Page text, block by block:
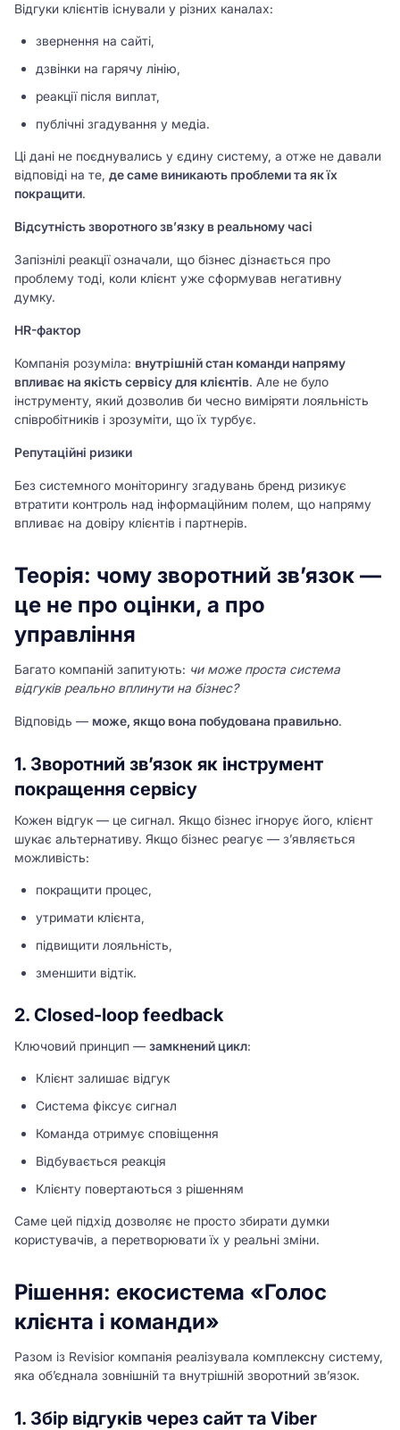
Відгуки клієнтів існували у різних каналах:
звернення на сайті,
дзвінки на гарячу лінію,
реакції після виплат,
публічні згадування у медіа.
Ці дані не поєднувались у єдину систему, а отже не давали
відповіді на те, де саме виникають проблеми та як їх
покращити.
Відсутність зворотного зв’язку в реальному часі
Запізнілі реакції означали, що бізнес дізнається про
проблему тоді, коли клієнт уже сформував негативну
думку.
HR-фактор
Компанія розуміла: внутрішній стан команди напряму
впливає на якість сервісу для клієнтів. Але не було
інструменту, який дозволив би чесно виміряти лояльність
співробітників і зрозуміти, що їх турбує.
Репутаційні ризики
Без системного моніторингу згадувань бренд ризикує
втратити контроль над інформаційним полем, що напряму
впливає на довіру клієнтів і партнерів.
Теорія: чому зворотний зв’язок —
це не про оцінки, а про
управління
Багато компаній запитують: чи може проста система
відгуків реально вплинути на бізнес?
Відповідь — може, якщо вона побудована правильно.
1. Зворотний зв’язок як інструмент
покращення сервісу
Кожен відгук — це сигнал. Якщо бізнес ігнорує його, клієнт
шукає альтернативу. Якщо бізнес реагує — з’являється
можливість:
покращити процес,
утримати клієнта,
підвищити лояльність,
зменшити відтік.
2. Closed-loop feedback
Ключовий принцип — замкнений цикл:
Клієнт залишає відгук
Система фіксує сигнал
Команда отримує сповіщення
Відбувається реакція
Клієнту повертаються з рішенням
Саме цей підхід дозволяє не просто збирати думки
користувачів, а перетворювати їх у реальні зміни.
Рішення: екосистема «Голос
клієнта і команди»
Разом із Revisior компанія реалізувала комплексну систему,
яка об’єднала зовнішній та внутрішній зворотний зв’язок.
1. Збір відгуків через сайт та Viber